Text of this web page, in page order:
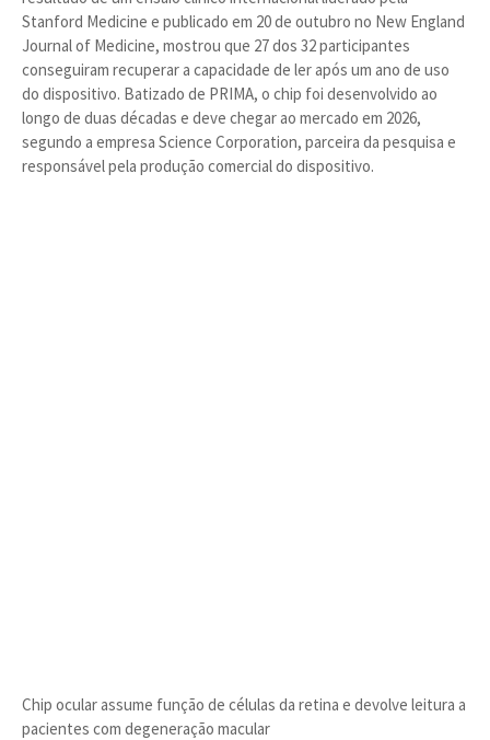
Stanford Medicine e publicado em 20 de outubro no New England
Journal of Medicine, mostrou que 27 dos 32 participantes
conseguiram recuperar a capacidade de ler após um ano de uso
do dispositivo. Batizado de PRIMA, o chip foi desenvolvido ao
longo de duas décadas e deve chegar ao mercado em 2026,
segundo a empresa Science Corporation, parceira da pesquisa e
responsável pela produção comercial do dispositivo.
Chip ocular assume função de células da retina e devolve leitura a
pacientes com degeneração macular